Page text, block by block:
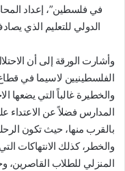
في فلسطين”، إعداد
الدولي للتعليم الذي يصادف 24 من يناير/ كانون الثاني من
وأشارت الورقة إلى أن
الفلسطينيين لاسيما في قطاع
والخطيرة غالباً التي يضعها
المدارس فضلاً عن الاعتداء
بالقرب منها، حيث تكون
والخطر، كذلك الانتهاكات
المنزلي للطلاب القاصرين،